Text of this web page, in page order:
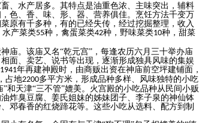
、水产居多。其特点是油重色浓、主味突出，辅料
色、香、味、形、器、营养俱佳。烹饪方法千变万
原有千多种，有的已经失传，经过挖掘整理，收入
水产菜类55种，禽蛋菜类42种，野味菜类10种，甜菜
庙。该庙又名“乾元宫”，每逢农历六月三十举办庙
面、卖艺、说书等出现，逐渐形成独具风味的集娱
1941年再建神殿时，由商贩出资在神庙前空坪建铺面，
占地2200多平方米，形成品种多样、风味独特的小吃
和天津“三不管”媲美。火宫殿的小吃品种从民间小贩
炸臭豆腐、姜氏姐妹的姊妹团子、李子泉的神仙钵
邓春香的红烧蹄花等。这些小吃从选料、配方到制